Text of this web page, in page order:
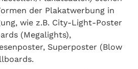
der Plakatwerbung in
wie z.B. City-Light-Poster
(Megalights),
Superposter (Blow